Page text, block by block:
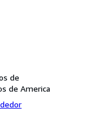
de
de America